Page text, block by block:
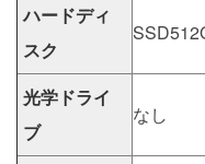
ハードディ
スク
光学ドライ
ブ
なし